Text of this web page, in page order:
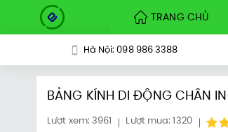
TRANG CHỦ
Hà Nội: 098 986 3388
BẢNG KÍNH DI ĐỘNG CHÂN
Lượt xem: 3961 Lượt mua: 1320